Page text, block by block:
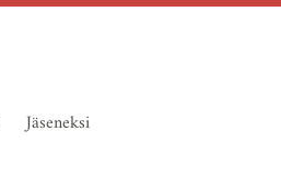
Jäseneksi